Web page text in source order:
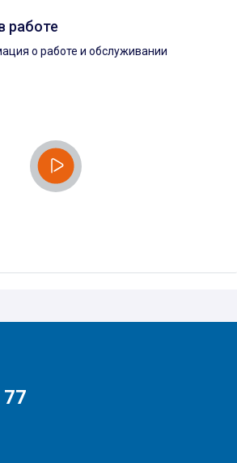
работе
о работе и обслуживании